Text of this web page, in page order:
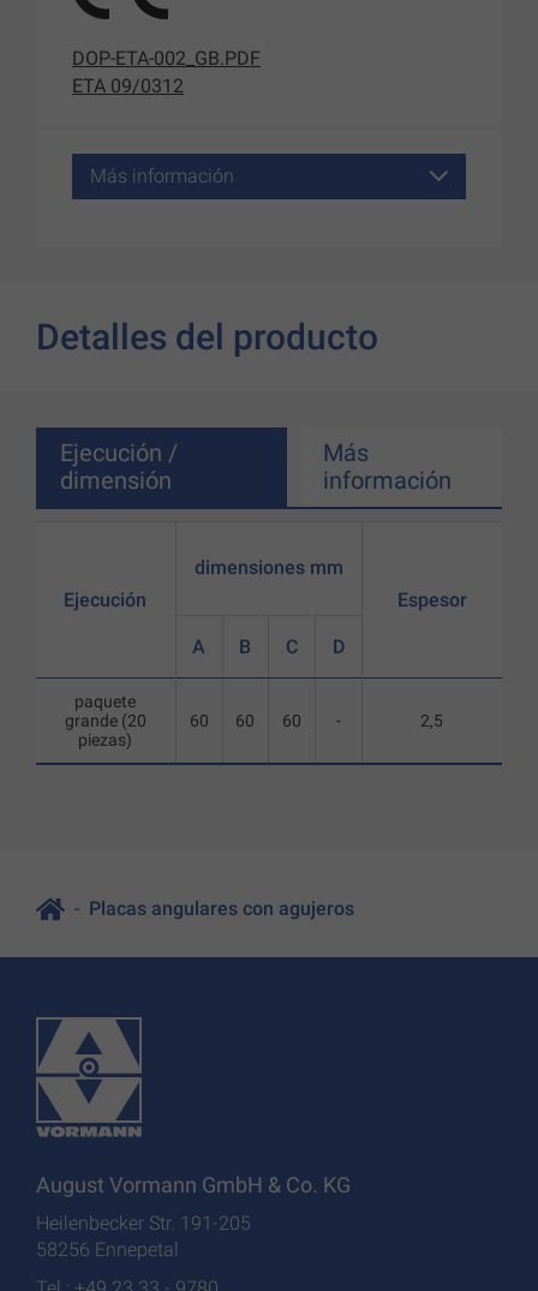
DOP-ETA-002_GB.PDF
ETA 09/0312
Más información
Detalles del producto
Ejecución /
dimensión
Más
información
Ejecución
paquete
grande (20
piezas)
dimensiones mm
A B C D
60 60 60 -
Espesor
2,5
Placas angulares con agujeros
August Vormann GmbH & Co. KG
Heilenbecker Str. 191-205
58256 Ennepetal